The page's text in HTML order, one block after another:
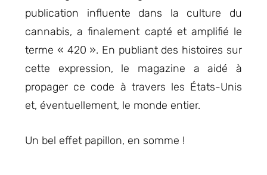
publication influente dans la culture du
cannabis, a finalement capté et amplifié le
terme « 420 ». En publiant des histoires sur
cette expression, le magazine a aidé à
propager ce code à travers les États-Unis
et, éventuellement, le monde entier.
Un bel effet papillon, en somme !